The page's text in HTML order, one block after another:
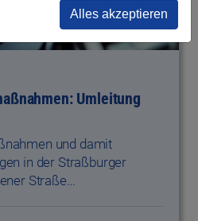
Umleitung
und damit
in der Straßburger
Straße…
Alles akzeptieren